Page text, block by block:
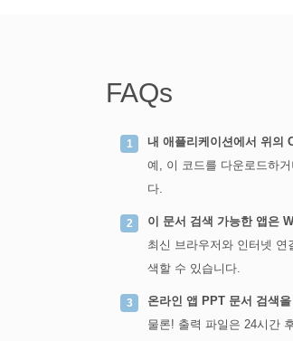
FAQs
내 애플리케이션에서 위의
예, 이 코드를 다운로드하
다.
이 문서 검색 가능한 앱은
최신 브라우저와 인터넷
색할 수 있습니다.
온라인 앱 PPT 문서 검색
물론! 출력 파일은 24시간